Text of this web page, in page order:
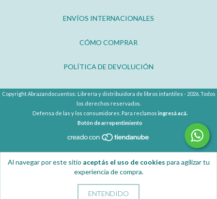
Al navegar por este sitio aceptás el uso de cookies para agilizar tu
experiencia de compra.
ENTENDIDO
ENVÍOS INTERNACIONALES
CÓMO COMPRAR
POLÍTICA DE DEVOLUCIÓN
Copyright Abrazandocuentos: Librería y distribuidora de libros infantiles - 2026. Todos
los derechos reservados.
Defensa de las y los consumidores. Para reclamos ingresá acá.
Botón de arrepentimiento